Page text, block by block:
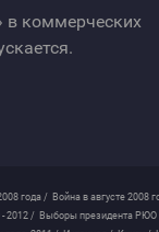
в коммерческих
года / Война в августе 2008
2012 / Выборы президента РЮО